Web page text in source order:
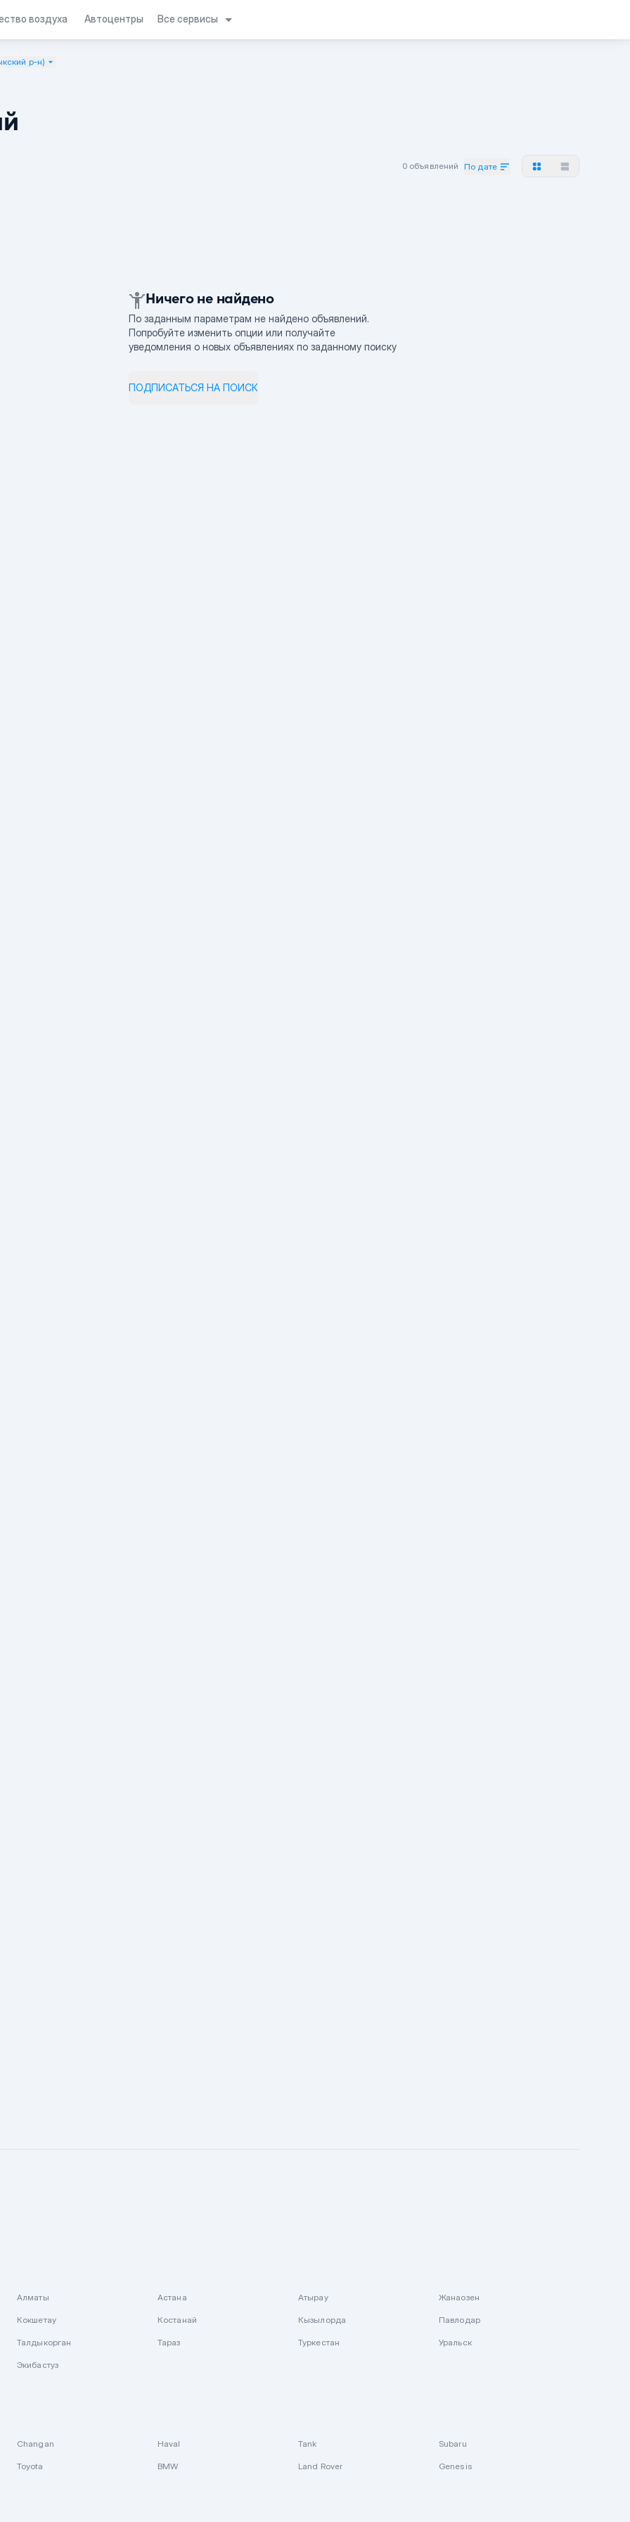
воздуха Автоцентры Все сервисы
р-н)
0 объявлений По дате
Ничего не найдено
По заданным параметрам не найдено объявлений.
Попробуйте изменить опции или получайте
уведомления о новых объявлениях по заданному поиску
ПОДПИСАТЬСЯ НА ПОИСК
Алматы Астана Атырау Жанаозен
Кокшетау Костанай Кызылорда Павлодар
Талдыкорган Тараз Туркестан Уральск
Экибастуз
Changan Haval Tank Subaru
Toyota BMW Land Rover Genesis